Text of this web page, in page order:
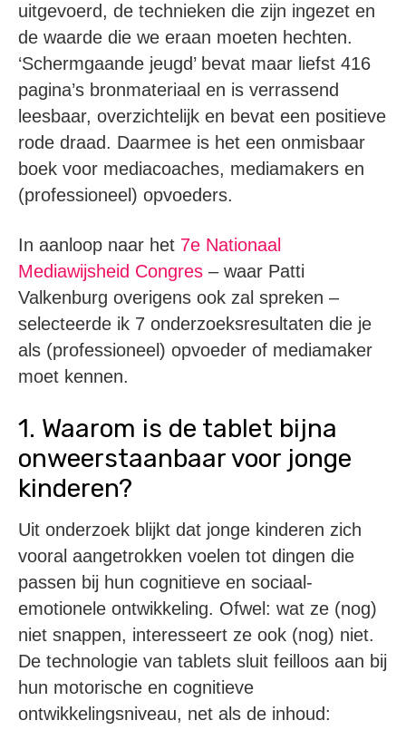
uitgevoerd, de technieken die zijn ingezet en
de waarde die we eraan moeten hechten.
‘Schermgaande jeugd’ bevat maar liefst 416
pagina’s bronmateriaal en is verrassend
leesbaar, overzichtelijk en bevat een positieve
rode draad. Daarmee is het een onmisbaar
boek voor mediacoaches, mediamakers en
(professioneel) opvoeders.
In aanloop naar het 7e Nationaal
Mediawijsheid Congres – waar Patti
Valkenburg overigens ook zal spreken –
selecteerde ik 7 onderzoeksresultaten die je
als (professioneel) opvoeder of mediamaker
moet kennen.
1. Waarom is de tablet bijna
onweerstaanbaar voor jonge
kinderen?
Uit onderzoek blijkt dat jonge kinderen zich
vooral aangetrokken voelen tot dingen die
passen bij hun cognitieve en sociaal-
emotionele ontwikkeling. Ofwel: wat ze (nog)
niet snappen, interesseert ze ook (nog) niet.
De technologie van tablets sluit feilloos aan bij
hun motorische en cognitieve
ontwikkelingsniveau, net als de inhoud: